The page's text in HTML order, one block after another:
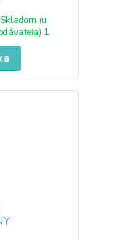
Skladom (u
1